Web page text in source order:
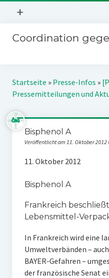
Menü
+
Mitmachen
Über uns
Kontakt
Impressum
Coordination
Kampagnen
Stichwort BAYER
Jahrestagung
SPENDEN
Startseite » Presse-Infos »
Pressemitteilungen und
Bisphenol A
Veröffentlicht am 11. Oktober 2012
11. Oktober 2012
Bisphenol A
Frankreich
Lebensmittel-
In Frankreich wird eine
Umweltverbänden –
BAYER-Gefahren –
der französische Senat